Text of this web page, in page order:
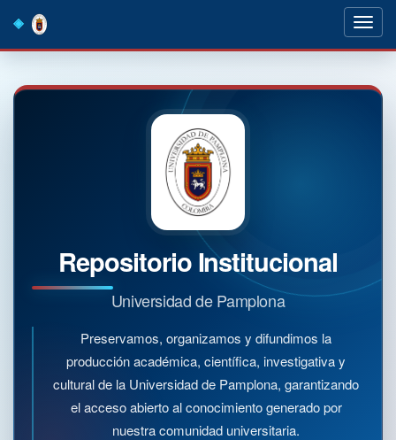
navigation
Repositorio Institucional
Universidad de Pamplona
Preservamos, organizamos y difundimos la
producción académica, científica, investigativa y
cultural de la Universidad de Pamplona, garantizando
el acceso abierto al conocimiento generado por
nuestra comunidad universitaria.